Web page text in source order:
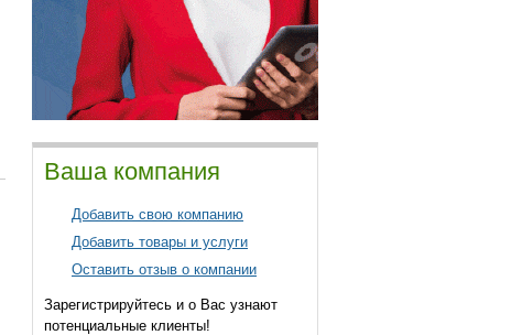
Ваша компания
Добавить свою компанию
Добавить товары и услуги
Оставить отзыв о компании
Зарегистрируйтесь и о Вас узнают
потенциальные клиенты!